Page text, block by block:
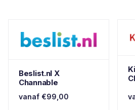
Beslist.nl X
Channable
vanaf €99,00